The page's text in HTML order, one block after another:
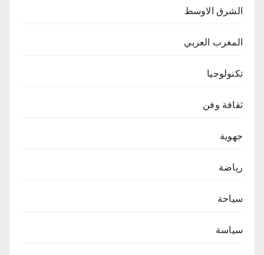
الشرق الاوسط
المغرب العربي
تكنولوجيا
ثقافة وفن
جهوية
رياضة
سياحة
سياسة